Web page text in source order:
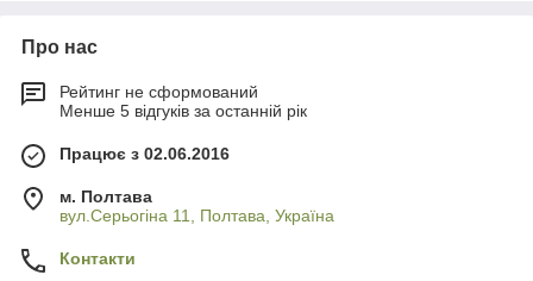
можна, інакше бетон втратить міцність і покриється
Що надійніше: кабель чи мати?
Нагрівальні мати
простішим в укладанні під
плитку, а кабель у бухті дешевший, але вимагає
порога. 🛠️
Як швидко приїде замовлення?Відсилання на
Полтавському регіону
Про нас
Рейтинг не сформований
Менше 5 відгуків за останній рік
Працює з 02.06.2016
м. Полтава
вул.Серьогіна 11, Полтава, Україна
Контакти